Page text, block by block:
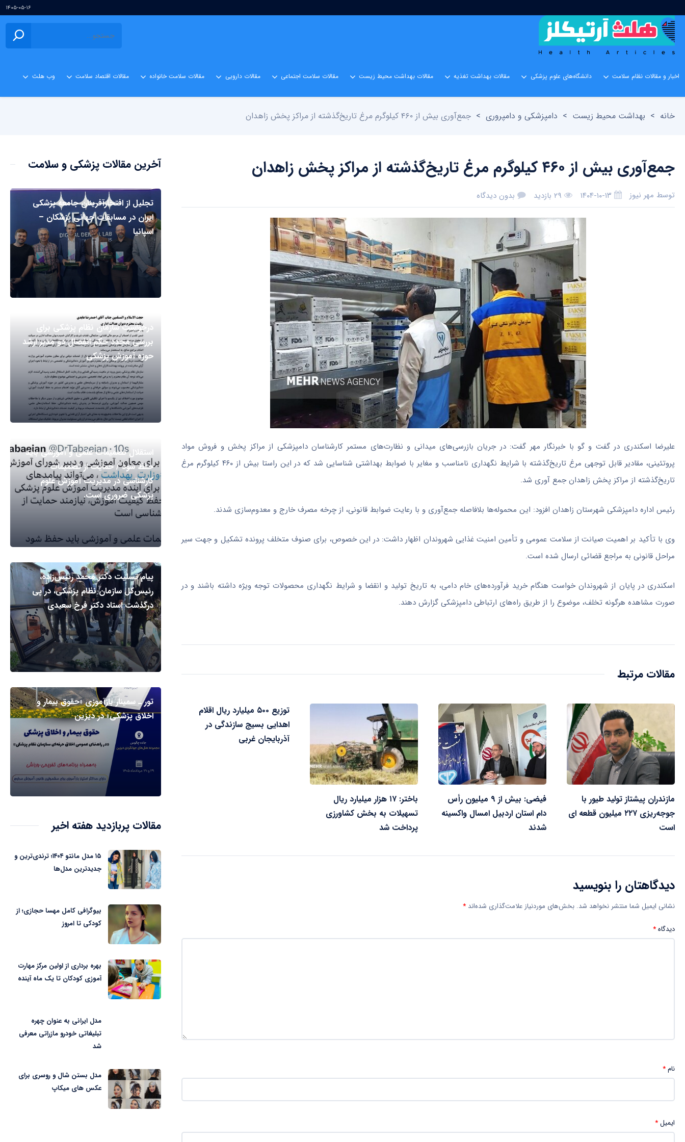
۱۴۰۵-۰۵-۱۶
اخبار و مقالات نظام سلامت دانشگاه‌های علوم پزشکی مقالات بهداشت تغذیه مقالات بهداشت محیط زیست مقالات سلامت اجتماعی مقالات دارویی مقالات سلامت خانواده مقالات اقتصاد سلامت وب هلث
خانه > بهداشت محیط زیست > دامپزشکی و دامپروری > جمع‌آوری بیش از ۴۶۰ کیلوگرم مرغ تاریخ‌گذشته از مراکز پخش زاهدان
جمع‌آوری بیش از ۴۶۰ کیلوگرم مرغ تاریخ‌گذشته از مراکز پخش زاهدان
توسط مهر نیوز ۱۴۰۴-۱۰-۱۳ ۲۹ بازدید بدون دیدگاه
علیرضا اسکندری در گفت وگو با خبرنگار مهر گفت: در جریان بازرسی‌های میدانی و نظارت‌های مستمر کارشناسان دامپزشکی از مراکز پخش و فروش مواد
پروتئینی، مقادیر قابل توجهی مرغ تاریخ‌گذشته با شرایط نگهداری نامناسب و مغایر با ضوابط بهداشتی شناسایی شد که در این راستا بیش از ۴۶۰ کیلوگرم مرغ
تاریخ‌گذشته از مراکز پخش زاهدان جمع آوری شد.
رئیس اداره دامپزشکی شهرستان زاهدان افزود: این محموله‌ها بلافاصله جمع‌آوری و با رعایت ضوابط قانونی، از چرخه مصرف خارج و معدوم‌سازی شدند.
وی با تأکید بر اهمیت صیانت از سلامت عمومی و تأمین امنیت غذایی شهروندان اظهار داشت: در این خصوص، برای صنوف متخلف پرونده تشکیل و جهت سیر
مراحل قانونی به مراجع قضائی ارسال شده است.
اسکندری در پایان از شهروندان خواست هنگام خرید فرآورده‌های خام دامی، به تاریخ تولید و انقضا و شرایط نگهداری محصولات توجه ویژه داشته باشند و در
صورت مشاهده هرگونه تخلف، موضوع را از طریق راه‌های ارتباطی دامپزشکی گزارش دهند.
مقالات مرتبط
مازندران پیشتاز تولید طیور با
جوجه‌ریزی ۲۲۷ میلیون قطعه ای
است
فیضی: بیش از ۹ میلیون رأس
دام استان اردبیل امسال واکسینه
شدند
باختر: ۱۷ هزار میلیارد ریال
تسهیلات به بخش کشاورزی
پرداخت شد
توزیع ۵۰۰ میلیارد ریال اقلام
اهدایی بسیج سازندگی در
آذربایجان غربی
دیدگاهتان را بنویسید
نشانی ایمیل شما منتشر نخواهد شد. بخش‌های موردنیاز علامت‌گذاری شده‌اند *
دیدگاه*
نام*
ایمیل*
آخرین مقالات پزشکی و سلامت
تجلیل از افتخارآفرینان جامعه پزشکی
ایران در مسابقات جهانی پزشکان –
اسپانیا
درخواست سازمان نظام پزشکی برای
بررسی مجدد حکم انفصال دو مدیر ارشد
حوزه آموزش پزشکی
استقلال تصمیمات علمی و آموزشی باید
حفظ شود / حمایت از تصمیمات
کارشناسی در مدیریت آموزش علوم
پزشکی ضروری است.
پیام تسلیت دکتر محمد رئیس‌زاده،
رئیس‌کل سازمان نظام پزشکی، در پی
درگذشت استاد دکتر فرخ سعیدی
تور ـ سمینار بازآموزی «حقوق بیمار و
اخلاق پزشکی» در دیزین
مقالات پربازدید هفته اخیر
۱۵ مدل مانتو ۱۴۰۴؛ ترندی‌ترین و
جدیدترین مدل‌ها
بیوگرافی کامل مهسا حجازی؛ از
کودکی تا امروز
بهره برداری از اولین مرکز مهارت
آموزی کودکان تا یک ماه آینده
مدل ایرانی به عنوان چهره
تبلیغاتی خودرو مازراتی معرفی
شد
مدل بستن شال و روسری برای
عکس های میکاپ